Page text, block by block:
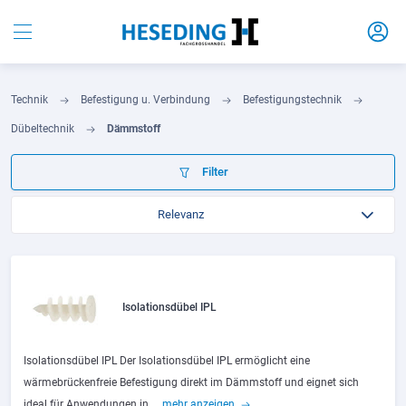
Technik Befestigung u. Verbindung Befestigungstechnik
Dübeltechnik Dämmstoff
Filter
Isolationsdübel IPL
Isolationsdübel IPL Der Isolationsdübel IPL ermöglicht eine
wärmebrückenfreie Befestigung direkt im Dämmstoff und eignet sich